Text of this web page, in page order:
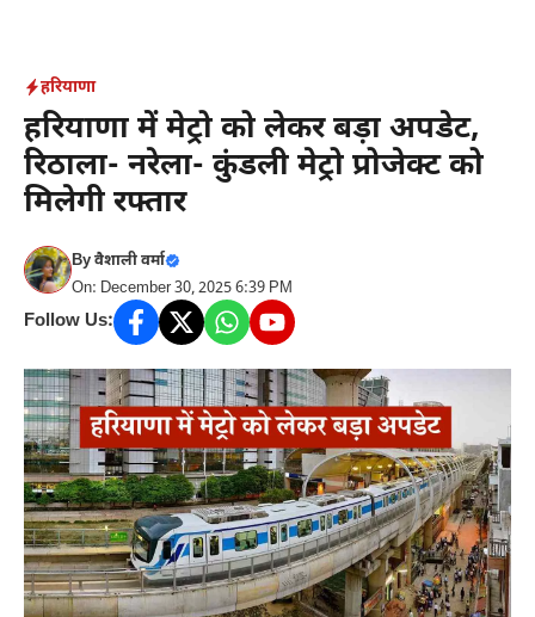
content
हरियाणा
हरियाणा में मेट्रो को लेकर बड़ा अपडेट,
रिठाला- नरेला- कुंडली मेट्रो प्रोजेक्ट को
मिलेगी रफ्तार
Byवैशाली वर्मा
On: December 30, 2025 6:39 PM
Follow Us: